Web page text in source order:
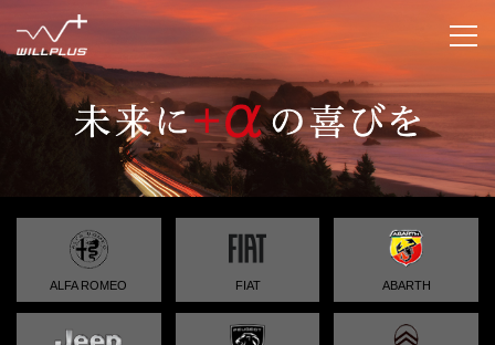
企業情報
企業情報トップ
代表者あいさつ
IR情報
IR情報トップ
トップメッセージ
ニュースリリース
ニュースリリーストップ
サステナビリティ
ALFA ROMEO FIAT ABARTH